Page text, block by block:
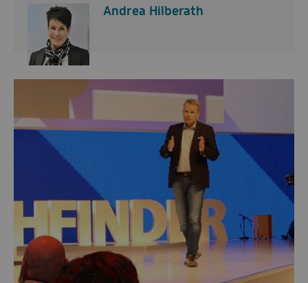
Andrea Hilberath